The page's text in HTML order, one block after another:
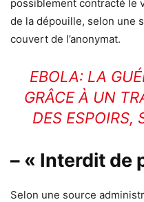
possiblement contracté le
de la dépouille, selon une
couvert de l’anonymat.
EBOLA: LA
GRÂCE À UN
DES ESPOIRS,
– « Interdit de
Selon une source